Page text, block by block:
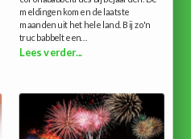
meldingen komen de laatste
maanden uit het hele land. Bij zo'n
truc babbelt een...
Lees verder...